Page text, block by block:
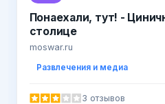
Понаехали, тут! -
столице
moswar.ru
Развлечения и медиа
3 отзывов